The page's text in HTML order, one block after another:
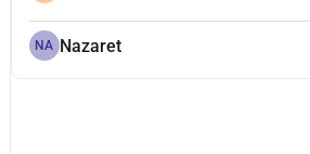
NA Nazaret